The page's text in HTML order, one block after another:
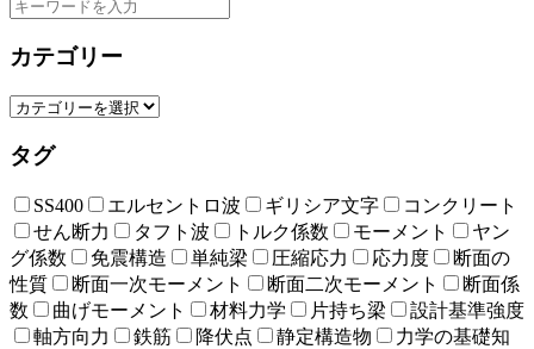
カテゴリー
タグ
SS400 エルセントロ波 ギリシア文字
コンクリート
せん断力
タフト波 トルク係数 モーメント
ヤン
グ係数
免震構造 単純梁 圧縮応力 応力度
断面の
性質
断面一次モーメント 断面二次モーメント
断面係
数
曲げモーメント 材料力学 片持ち梁
設計基準強度
軸方向力
鉄筋 降伏点 静定構造物
力学の基礎知